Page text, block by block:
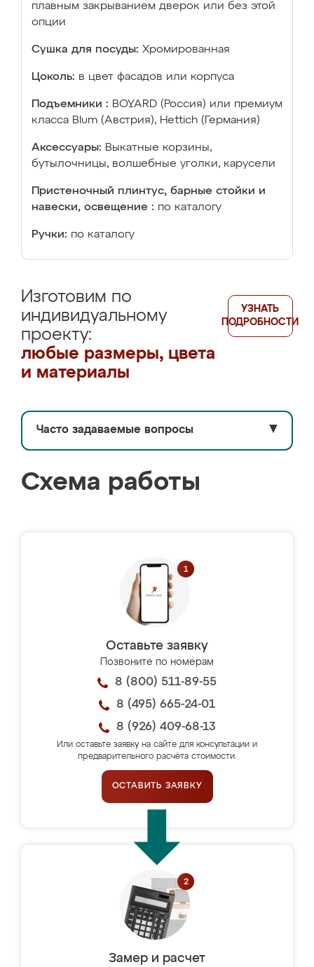
плавным закрыванием дверок или без этой
опции
Сушка для посуды: Хромированная
Цоколь: в цвет фасадов или корпуса
Подъемники : BOYARD (Россия) или премиум
класса Blum (Австрия), Hettich (Германия)
Аксессуары: Выкатные корзины,
бутылочницы, волшебные уголки, карусели
Пристеночный плинтус, барные стойки и
навески, освещение : по каталогу
Ручки: по каталогу
Изготовим по
индивидуальному
проекту:
любые размеры, цвета
и материалы
УЗНАТЬ
ПОДРОБНОСТИ
Часто задаваемые вопросы ▼
Схема работы
Оставьте заявку
Позвоните по номерам
8 (800) 511-89-55
8 (495) 665-24-01
8 (926) 409-68-13
Или оставьте заявку на сайте для консультации и
предварительного расчёта стоимости.
ОСТАВИТЬ ЗАЯВКУ
Замер и расчет